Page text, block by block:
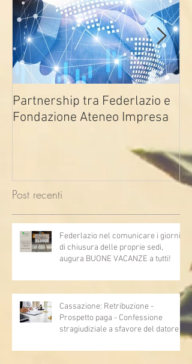
Partnership tra Federlazio e
Fondazione Ateneo Impresa
Post recenti
Federlazio nel comunicare i giorni
di chiusura delle proprie sedi,
augura BUONE VACANZE a tutti!
Cassazione: Retribuzione -
Prospetto paga - Confessione
stragiudiziale a sfavore del datore di
lavoro - Prova legale - Sussiste. (Cc,
articoli 1362, 2697, 2730, 2732, 2734